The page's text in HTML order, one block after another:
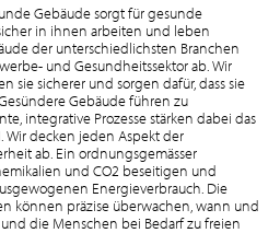
Gebäude sorgt für gesunde
in ihnen arbeiten und leben
der unterschiedlichsten Branchen
und Gesundheitssektor ab. Wir
sie sicherer und sorgen dafür, dass sie
Gebäude führen zu
integrative Prozesse stärken dabei das
Wir decken jeden Aspekt der
ab. Ein ordnungsgemässer
und CO2 beseitigen und
Energieverbrauch. Die
können präzise überwachen, wann und
die Menschen bei Bedarf zu freien